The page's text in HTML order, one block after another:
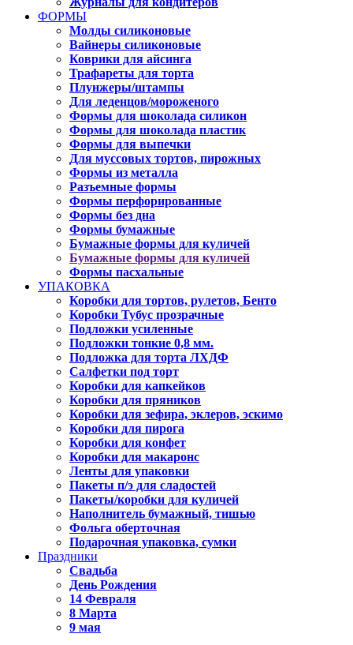
ФОРМЫ
Молды силиконовые
Вайнеры силиконовые
Коврики для айсинга
Трафареты для торта
Плунжеры/штампы
Для леденцов/мороженого
Формы для шоколада силикон
Формы для шоколада пластик
Формы для выпечки
Для муссовых тортов, пирожных
Формы из металла
Разъемные формы
Формы перфорированные
Формы без дна
Формы бумажные
Бумажные формы для куличей
Бумажные формы для куличей
Формы пасхальные
УПАКОВКА
Коробки для тортов, рулетов, Бенто
Коробки Тубус прозрачные
Подложки усиленные
Подложки тонкие 0,8 мм.
Подложка для торта ЛХДФ
Салфетки под торт
Коробки для капкейков
Коробки для пряников
Коробки для зефира, эклеров, эскимо
Коробки для пирога
Коробки для конфет
Коробки для макаронс
Ленты для упаковки
Пакеты п/э для сладостей
Пакеты/коробки для куличей
Наполнитель бумажный, тишью
Фольга оберточная
Подарочная упаковка, сумки
Праздники
Свадьба
День Рождения
14 Февраля
8 Марта
9 мая